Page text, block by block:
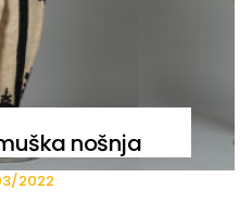
nošnja
2022